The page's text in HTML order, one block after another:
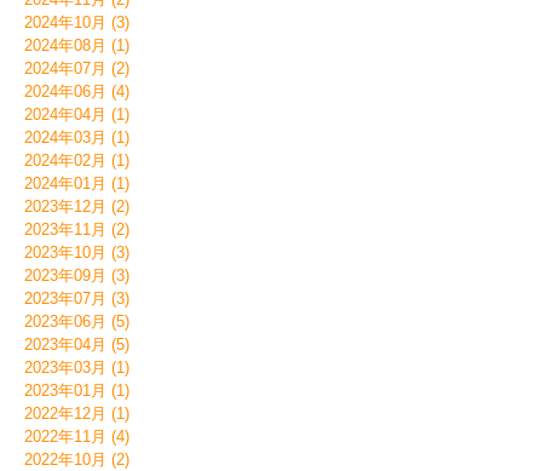
2024年10月 (3)
2024年08月 (1)
2024年07月 (2)
2024年06月 (4)
2024年04月 (1)
2024年03月 (1)
2024年02月 (1)
2024年01月 (1)
2023年12月 (2)
2023年11月 (2)
2023年10月 (3)
2023年09月 (3)
2023年07月 (3)
2023年06月 (5)
2023年04月 (5)
2023年03月 (1)
2023年01月 (1)
2022年12月 (1)
2022年11月 (4)
2022年10月 (2)